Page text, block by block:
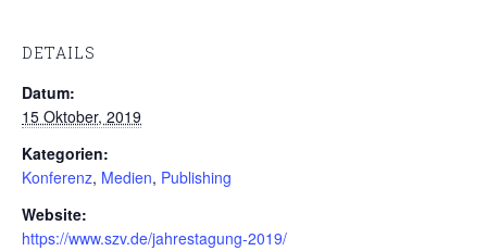
DETAILS
Datum:
15 Oktober, 2019
Kategorien:
Konferenz, Medien, Publishing
Website:
https://www.szv.de/jahrestagung-2019/